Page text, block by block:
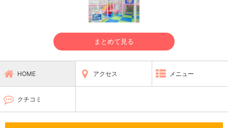
まとめて見る
HOME アクセス メニュー
クチコミ